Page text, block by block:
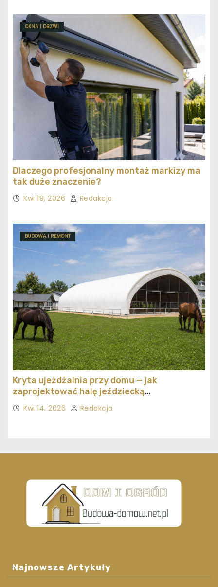
OKNA I DRZWI
Dlaczego profesjonalny montaż markizy ma
tak duże znaczenie?
Kwi 19, 2026 Redakcja
BUDOWA I REMONT
Kryta ujeżdżalnia przy domu — jak
zaprojektować halę jeździecką
ekonomicznie
Kwi 14, 2026 Redakcja
Najnowsze Artykuły